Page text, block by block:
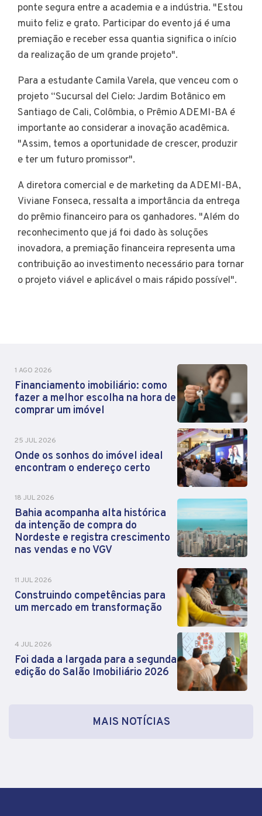
ponte segura entre a academia e a indústria. "Estou
muito feliz e grato. Participar do evento já é uma
premiação e receber essa quantia significa o início
da realização de um grande projeto".
Para a estudante Camila Varela, que venceu com o
projeto “Sucursal del Cielo: Jardim Botânico em
Santiago de Cali, Colômbia, o Prêmio ADEMI-BA é
importante ao considerar a inovação acadêmica.
"Assim, temos a oportunidade de crescer, produzir
e ter um futuro promissor".
A diretora comercial e de marketing da ADEMI-BA,
Viviane Fonseca, ressalta a importância da entrega
do prêmio financeiro para os ganhadores. "Além do
reconhecimento que já foi dado às soluções
inovadora, a premiação financeira representa uma
contribuição ao investimento necessário para tornar
o projeto viável e aplicável o mais rápido possível".
1 AGO 2026
Financiamento imobiliário: como
fazer a melhor escolha na hora de
comprar um imóvel
25 JUL 2026
Onde os sonhos do imóvel ideal
encontram o endereço certo
18 JUL 2026
Bahia acompanha alta histórica
da intenção de compra do
Nordeste e registra crescimento
nas vendas e no VGV
11 JUL 2026
Construindo competências para
um mercado em transformação
4 JUL 2026
Foi dada a largada para a segunda
edição do Salão Imobiliário 2026
MAIS NOTÍCIAS